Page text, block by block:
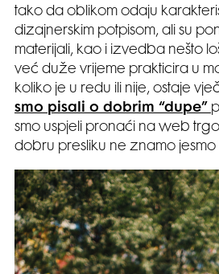
tako da oblikom odaju
dizajnerskim potpisom, ali su
materijali, kao i izvedba nešto
već duže vrijeme prakticira u
koliko je u redu ili nije, ostaje
smo pisali o dobrim “dupe”
smo uspjeli pronaći na web
dobru presliku ne znamo jesmo